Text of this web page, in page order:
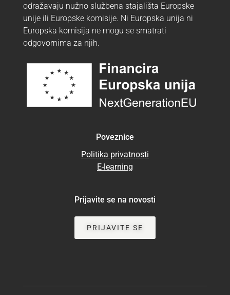
odražavaju nužno službena stajališta Europske
unije ili Europske komisije. Ni Europska unija ni
Europska komisija ne mogu se smatrati
odgovornima za njih.
Poveznice
Politika privatnosti
E-learning
Prijavite se na novosti
PRIJAVITE SE